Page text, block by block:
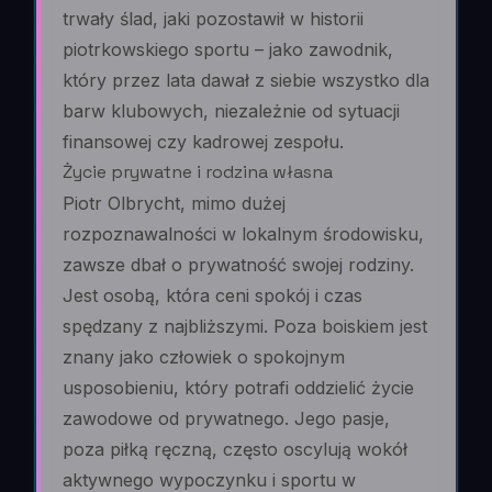
trwały ślad, jaki pozostawił w historii
piotrkowskiego sportu – jako zawodnik,
który przez lata dawał z siebie wszystko dla
barw klubowych, niezależnie od sytuacji
finansowej czy kadrowej zespołu.
Życie prywatne i rodzina własna
Piotr Olbrycht, mimo dużej
rozpoznawalności w lokalnym środowisku,
zawsze dbał o prywatność swojej rodziny.
Jest osobą, która ceni spokój i czas
spędzany z najbliższymi. Poza boiskiem jest
znany jako człowiek o spokojnym
usposobieniu, który potrafi oddzielić życie
zawodowe od prywatnego. Jego pasje,
poza piłką ręczną, często oscylują wokół
aktywnego wypoczynku i sportu w